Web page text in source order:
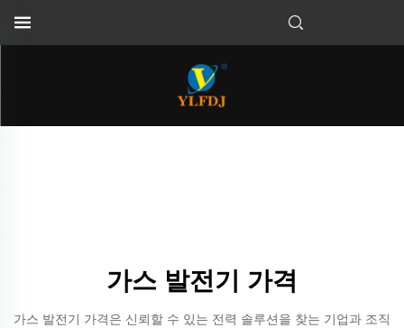
가스 발전기 가격
가스 발전기 가격은 신뢰할 수 있는 전력 솔루션을 찾는 기업과 조직